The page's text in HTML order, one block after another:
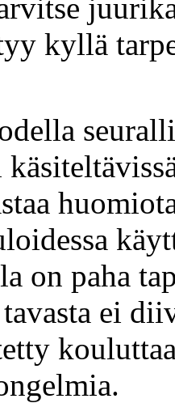
kyllä
on paha
ei